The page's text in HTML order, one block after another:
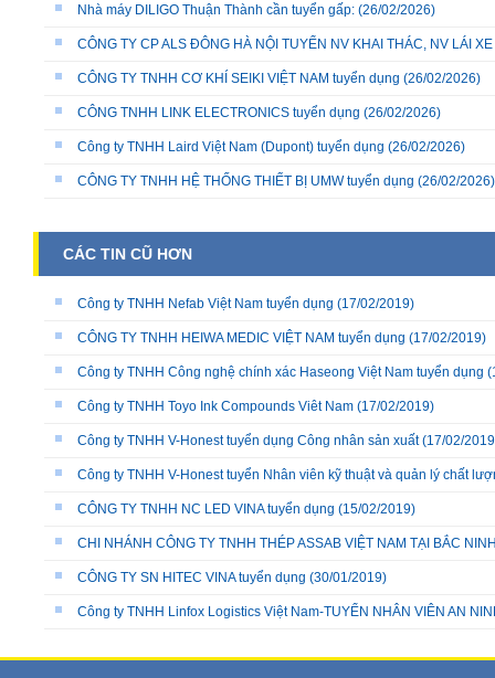
Nhà máy DILIGO Thuận Thành cần tuyển gấp: (26/02/2026)
CÔNG TY CP ALS ĐÔNG HÀ NỘI TUYỂN NV KHAI THÁC, NV LÁI
CÔNG TY TNHH CƠ KHÍ SEIKI VIỆT NAM tuyển dụng (26/02/2026)
CÔNG TNHH LINK ELECTRONICS tuyển dụng (26/02/2026)
Công ty TNHH Laird Việt Nam (Dupont) tuyển dụng (26/02/2026)
CÔNG TY TNHH HỆ THỐNG THIẾT BỊ UMW tuyển dụng (26/02/2026)
CÁC TIN CŨ HƠN
Công ty TNHH Nefab Việt Nam tuyển dụng (17/02/2019)
CÔNG TY TNHH HEIWA MEDIC VIỆT NAM tuyển dụng (17/02/2019)
Công ty TNHH Công nghệ chính xác Haseong Việt Nam tuyển dụng
Công ty TNHH Toyo Ink Compounds Viêt Nam (17/02/2019)
Công ty TNHH V-Honest tuyển dụng Công nhân sản xuất(17/02/
Công ty TNHH V-Honest tuyển Nhân viên kỹ thuật và quản lý chất
CÔNG TY TNHH NC LED VINA tuyển dụng (15/02/2019)
CHI NHÁNH CÔNG TY TNHH THÉP ASSAB VIỆT NAM TẠI BẮC
CÔNG TY SN HITEC VINA tuyển dụng (30/01/2019)
Công ty TNHH Linfox Logistics Việt Nam-TUYỂN NHÂN VIÊN AN